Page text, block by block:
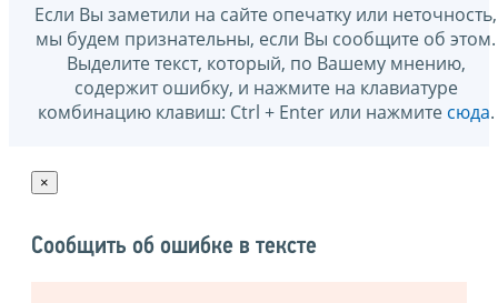
Если Вы заметили на сайте опечатку или неточность,
мы будем признательны, если Вы сообщите об этом.
Выделите текст, который, по Вашему мнению,
содержит ошибку, и нажмите на клавиатуре
комбинацию клавиш: Ctrl + Enter или нажмите сюда.
×
Сообщить об ошибке в тексте